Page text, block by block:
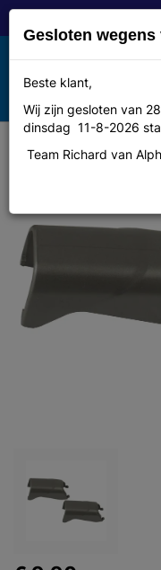
Toggle
navigation
MENU
Magura
Gesloten wegens
Beste klant,
Wij zijn gesloten van
dinsdag 11-8-2026
Team Richard van